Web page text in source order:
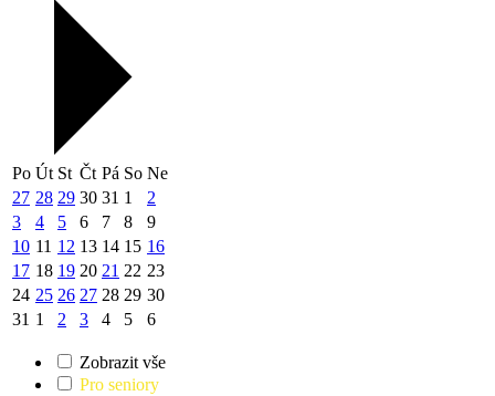
Po Út St Čt Pá So Ne
27 28 29 30 31 1
2
3
4 5 6 7 8
9
10 11 12 13 14 15 16
17 18 19 20 21 22 23
24 25 26 27 28 29 30
31 1 2 3 4 5 6
Zobrazit vše
Pro seniory